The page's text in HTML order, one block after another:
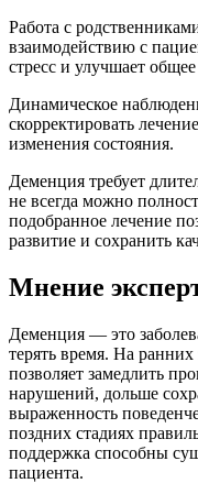
Работа с
взаимодействию с
стресс и улучшает
Динамическое
скорректировать
изменения состояния.
Деменция требует
не всегда можно
подобранное лечение
развитие и сохранить
Мнение
Деменция — это
терять время. На
позволяет замедлить
нарушений, дольше
выраженность
поздних стадиях
поддержка способны
пациента.